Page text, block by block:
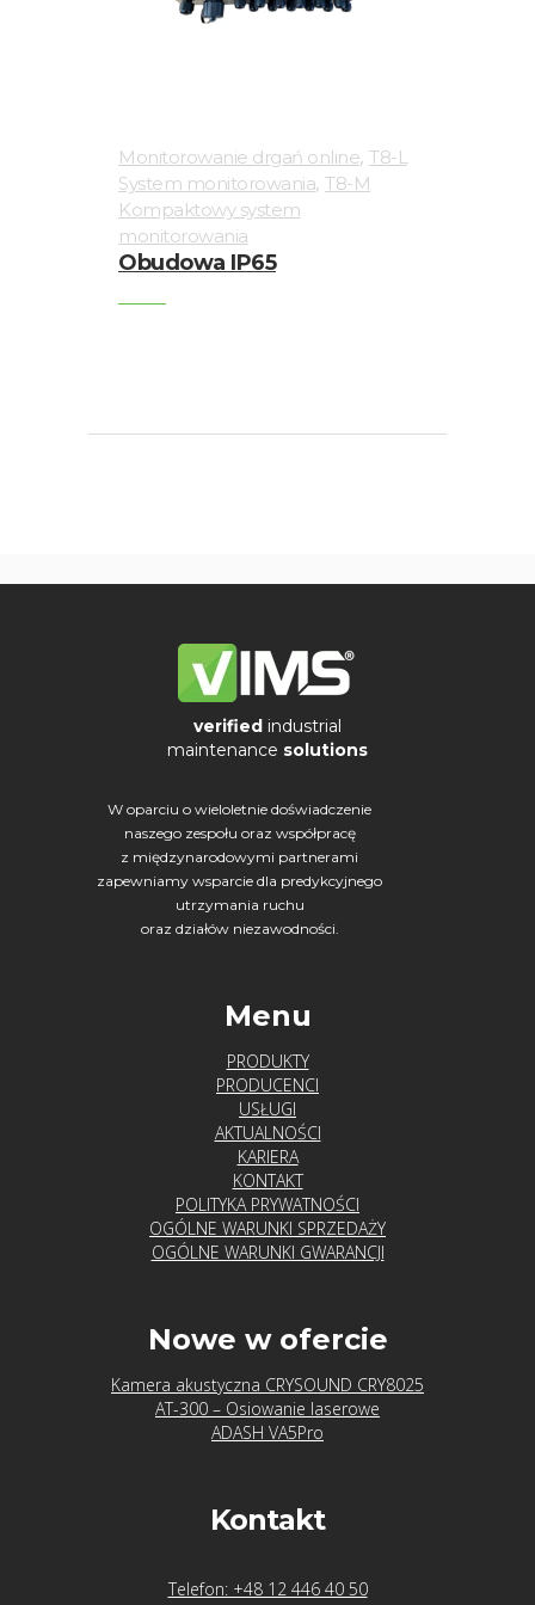
Monitorowanie drgań online, T8-L
System monitorowania, T8-M
Kompaktowy system
monitorowania
Obudowa IP65
verified industrial
maintenance solutions
W oparciu o wieloletnie doświadczenie
naszego zespołu oraz współpracę
z międzynarodowymi partnerami
zapewniamy wsparcie dla predykcyjnego
utrzymania ruchu
oraz działów niezawodności.
Menu
PRODUKTY
PRODUCENCI
USŁUGI
AKTUALNOŚCI
KARIERA
KONTAKT
POLITYKA PRYWATNOŚCI
OGÓLNE WARUNKI SPRZEDAŻY
OGÓLNE WARUNKI GWARANCJI
Nowe w ofercie
Kamera akustyczna CRYSOUND CRY8025
AT-300 – Osiowanie laserowe
ADASH VA5Pro
Kontakt
Telefon: +48 12 446 40 50